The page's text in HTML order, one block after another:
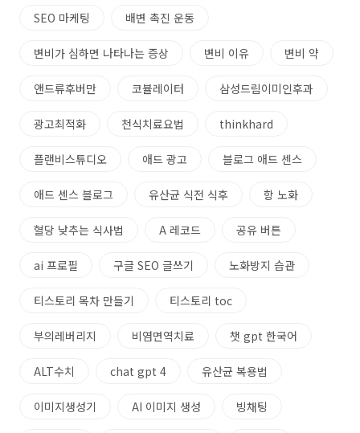
SEO 마케팅 배변 촉진 운동
변비가 심하면 나타나는 증상 변비 이유 변비 약
앤드류후버만 코뷸레이터 삼성드림이미인후과
광고최적화 천식치료요법 thinkhard
플랜비스튜디오 애드 광고 블로그 애드 센스
애드 센스 블로그 유산균 식전 식후 항 노화
혈당 낮추는 식사법 A 레코드 공유 버튼
ai 프로필 구글 SEO 글쓰기 노화방지 습관
티스토리 목차 만들기 티스토리 toc
부의레버리지 비염면역치료 챗 gpt 한국어
ALT수치 chat gpt 4 유산균 복용법
이미지생성기 AI 이미지 생성 빙채팅